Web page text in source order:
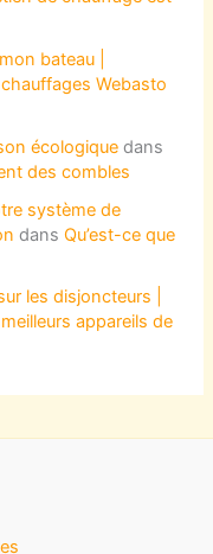
bateau |
Webasto
écologique dans
des combles
système de
dansQu’est-ce que
les disjoncteurs |
appareils de